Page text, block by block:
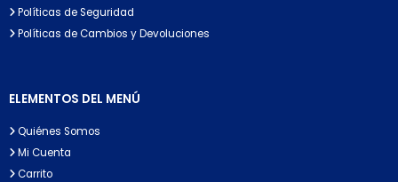
Políticas de Seguridad
Políticas de Cambios y Devoluciones
ELEMENTOS DEL MENÚ
Quiénes Somos
Mi Cuenta
Carrito